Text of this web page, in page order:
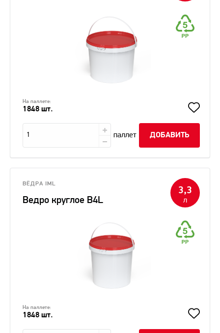
На паллете:
1848 шт.
паллет ДОБАВИТЬ
3,3
л
ВЁДРА IML
Ведро круглое В4L
На паллете:
1848 шт.